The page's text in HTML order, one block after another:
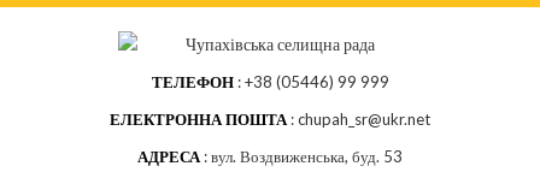
Skip
ТЕЛЕФОН +38 (05446) 99 999
ЕЛЕКТРОННА ПОШТА chupah_sr@ukr.net
АДРЕСА вул. Воздвиженська, буд. 53